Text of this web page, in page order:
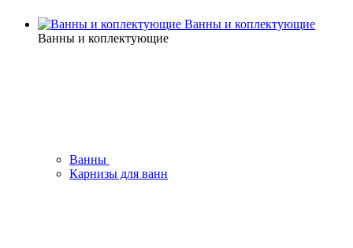
Ванны и коплектующие
Ванны и коплектующие
Ванны
Карнизы для ванн